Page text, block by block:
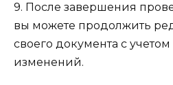
9. После завершения
вы можете продолжить
своего документа с
изменений.